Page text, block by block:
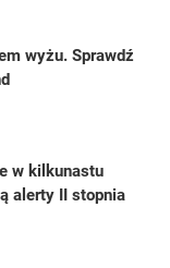
wyżu. Sprawdź
w kilkunastu
alerty II stopnia